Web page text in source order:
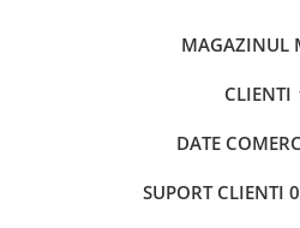
Tevi si profile metalice
MAGAZINUL
CLIENTI
DATE
SUPORT CLIENTI